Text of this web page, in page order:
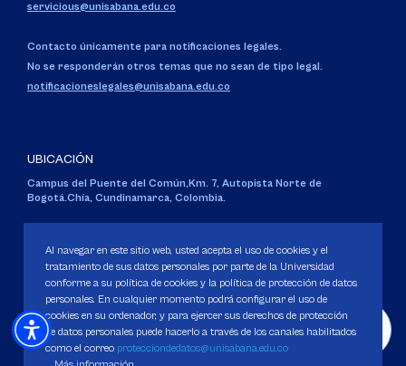
servicious@unisabana.edu.co
Contacto únicamente para notificaciones legales.
No se responderán otros temas que no sean de tipo legal.
notificacioneslegales@unisabana.edu.co
UBICACIÓN
Campus del Puente del Común,Km. 7, Autopista Norte de
Bogotá.Chía, Cundinamarca, Colombia.
Personería Jurídica:Resolución 130 del 14 de enero de 1980.
Ministerio de Educación Nacional.
Política de Protección de datos
Al navegar en este sitio web, usted acepta el uso de cookies y el
tratamiento de sus datos personales por parte de la Universidad
conforme a su política de cookies y la política de protección de datos
personales. En cualquier momento podrá configurar el uso de
cookies en su ordenador, y para ejercer sus derechos de protección
de datos personales puede hacerlo a través de los canales habilitados
como el correo protecciondedatos@unisabana.edu.co